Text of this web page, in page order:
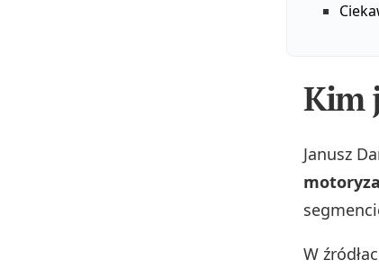
Kim
Janusz
W